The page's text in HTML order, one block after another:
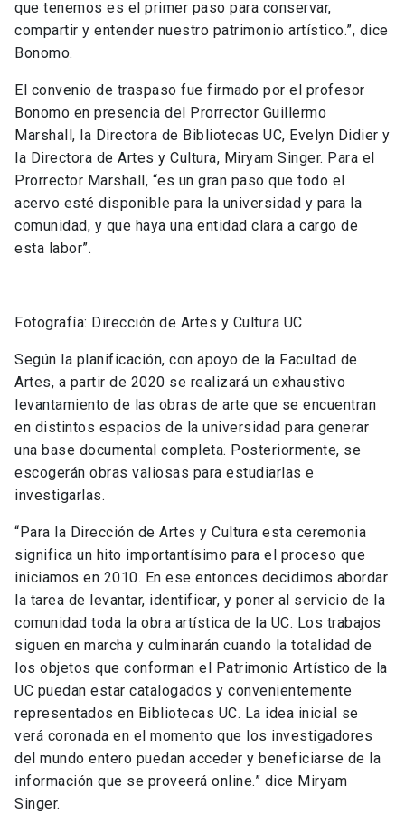
que tenemos es el primer paso para conservar,
compartir y entender nuestro patrimonio artístico.”, dice
Bonomo.
El convenio de traspaso fue firmado por el profesor
Bonomo en presencia del Prorrector Guillermo
Marshall, la Directora de Bibliotecas UC, Evelyn Didier y
la Directora de Artes y Cultura, Miryam Singer. Para el
Prorrector Marshall, “es un gran paso que todo el
acervo esté disponible para la universidad y para la
comunidad, y que haya una entidad clara a cargo de
esta labor”.
Fotografía: Dirección de Artes y Cultura UC
Según la planificación, con apoyo de la Facultad de
Artes, a partir de 2020 se realizará un exhaustivo
levantamiento de las obras de arte que se encuentran
en distintos espacios de la universidad para generar
una base documental completa. Posteriormente, se
escogerán obras valiosas para estudiarlas e
investigarlas.
“Para la Dirección de Artes y Cultura esta ceremonia
significa un hito importantísimo para el proceso que
iniciamos en 2010. En ese entonces decidimos abordar
la tarea de levantar, identificar, y poner al servicio de la
comunidad toda la obra artística de la UC. Los trabajos
siguen en marcha y culminarán cuando la totalidad de
los objetos que conforman el Patrimonio Artístico de la
UC puedan estar catalogados y convenientemente
representados en Bibliotecas UC. La idea inicial se
verá coronada en el momento que los investigadores
del mundo entero puedan acceder y beneficiarse de la
información que se proveerá online.” dice Miryam
Singer.